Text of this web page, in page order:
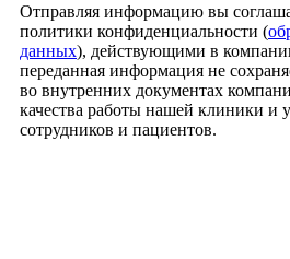
Отправляя информацию вы
политики конфиденциальности (
данных), действующими в
переданная информация не
во внутренних документах
качества работы нашей клиники и
сотрудников и пациентов.